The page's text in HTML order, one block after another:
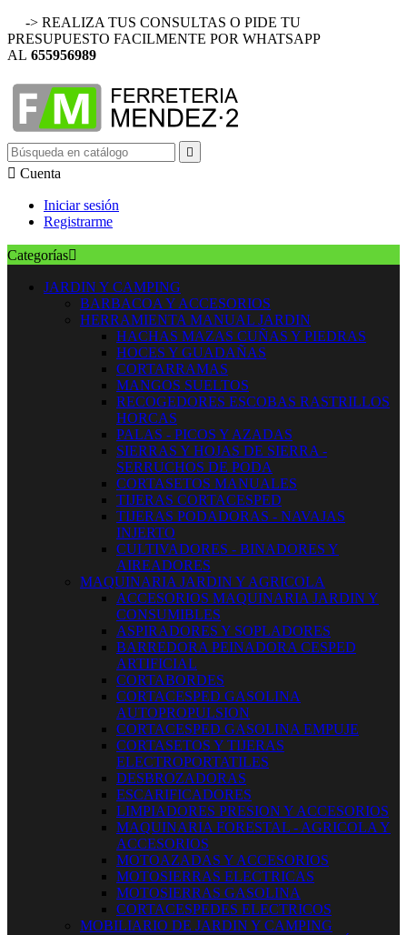
-> REALIZA TUS CONSULTAS O PIDE TU
PRESUPUESTO FACILMENTE POR WHATSAPP
AL 655956989

 Cuenta
Iniciar sesión
Registrarme
Categorías
JARDIN Y CAMPING
BARBACOA Y ACCESORIOS
HERRAMIENTA MANUAL JARDIN
HACHAS MAZAS CUÑAS Y PIEDRAS
HOCES Y GUADAÑAS
CORTARRAMAS
MANGOS SUELTOS
RECOGEDORES ESCOBAS RASTRILLOS
HORCAS
PALAS - PICOS Y AZADAS
SIERRAS Y HOJAS DE SIERRA -
SERRUCHOS DE PODA
CORTASETOS MANUALES
TIJERAS CORTACESPED
TIJERAS PODADORAS - NAVAJAS
INJERTO
CULTIVADORES - BINADORES Y
AIREADORES
MAQUINARIA JARDIN Y AGRICOLA
ACCESORIOS MAQUINARIA JARDIN Y
CONSUMIBLES
ASPIRADORES Y SOPLADORES
BARREDORA PEINADORA CESPED
ARTIFICIAL
CORTABORDES
CORTACESPED GASOLINA
AUTOPROPULSION
CORTACESPED GASOLINA EMPUJE
CORTASETOS Y TIJERAS
ELECTROPORTATILES
DESBROZADORAS
ESCARIFICADORES
LIMPIADORES PRESION Y ACCESORIOS
MAQUINARIA FORESTAL - AGRICOLA Y
ACCESORIOS
MOTOAZADAS Y ACCESORIOS
MOTOSIERRAS ELECTRICAS
MOTOSIERRAS GASOLINA
CORTACESPEDES ELECTRICOS
MOBILIARIO DE JARDIN Y CAMPING